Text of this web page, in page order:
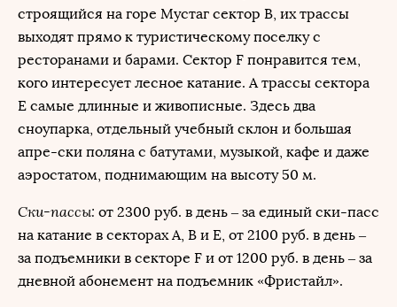
строящийся на горе Мустаг сектор В, их трассы
выходят прямо к туристическому поселку с
ресторанами и барами. Сектор F понравится тем,
кого интересует лесное катание. А трассы сектора
Е самые длинные и живописные. Здесь два
сноупарка, отдельный учебный склон и большая
апре-ски поляна с батутами, музыкой, кафе и даже
аэростатом, поднимающим на высоту 50 м.
Ски-пассы: от 2300 руб. в день – за единый ски-пасс
на катание в секторах A, В и Е, от 2100 руб. в день –
за подъемники в секторе F и от 1200 руб. в день – за
дневной абонемент на подъемник «Фристайл».